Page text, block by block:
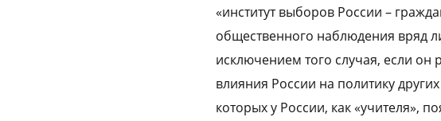
«институт выборов России –
общественного наблюдения вряд
исключением того случая, если он
влияния России на политику
которых у России, как «учителя»,